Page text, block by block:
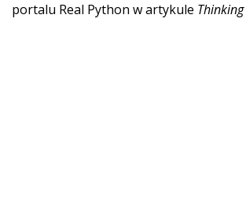
portalu Real Python w artykule